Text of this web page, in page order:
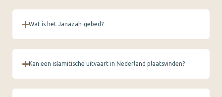
Wat is het Janazah-gebed?
Kan een islamitische uitvaart in Nederland plaatsvinden?